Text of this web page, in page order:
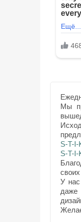
Мы
S-T-I-
S-T-
У нас
даже